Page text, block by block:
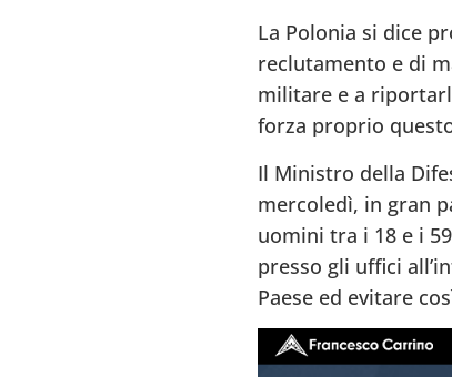
La Polonia si dice
reclutamento e di
militare e a
forza proprio
Il Ministro della
mercoledì, in gran
uomini tra i 18 e i
presso gli uffici
Paese ed evitare